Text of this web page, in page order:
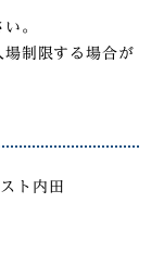
。
制限する場合が
ト内田